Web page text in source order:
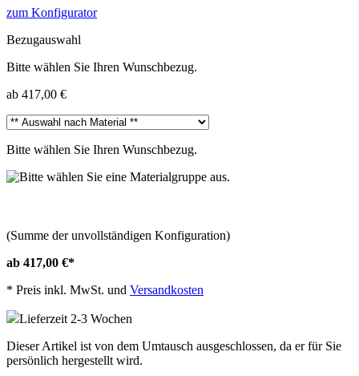
zum Konfigurator
Bezugauswahl
Bitte wählen Sie Ihren Wunschbezug.
ab 417,00 €
Bitte wählen Sie Ihren Wunschbezug.
(Summe der unvollständigen Konfiguration)
ab 417,00 €*
* Preis inkl. MwSt. und Versandkosten
Lieferzeit 2-3 Wochen
Dieser Artikel ist von dem Umtausch ausgeschlossen, da er für Sie
persönlich hergestellt wird.